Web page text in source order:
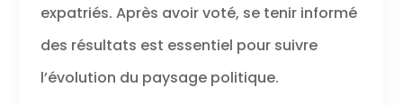
expatriés. Après avoir voté, se tenir informé
des résultats est essentiel pour suivre
l’évolution du paysage politique.